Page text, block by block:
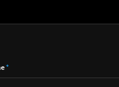
*